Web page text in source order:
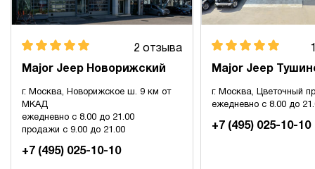
2 отзыва
Major Jeep Новорижский
г. Москва, Новорижское ш. 9 км от
МКАД
ежедневно с 8.00 до 21.00
продажи с 9.00 до 21.00
+7 (495) 025-10-10
Major Jeep
г. Москва, Цветочный
ежедневно с 8.00 до
+7 (495) 025-10-10